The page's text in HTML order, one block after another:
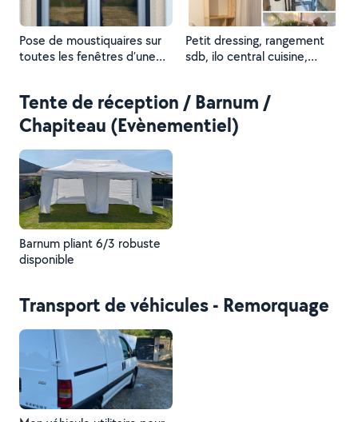
Pose de moustiquaires sur
toutes les fenêtres d’une
Petit dressing, rangement
sdb, ilo central cuisine,
Tente de réception / Barnum /
Chapiteau (Evènementiel)
Barnum pliant 6/3 robuste
disponible
Transport de véhicules - Remorquage